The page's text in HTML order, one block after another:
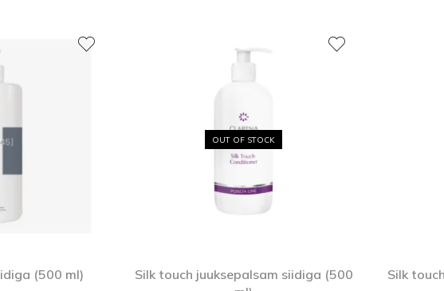
(500 ml)
OUT OF STOCK
Silk touch juuksepalsam siidiga (500
Silk